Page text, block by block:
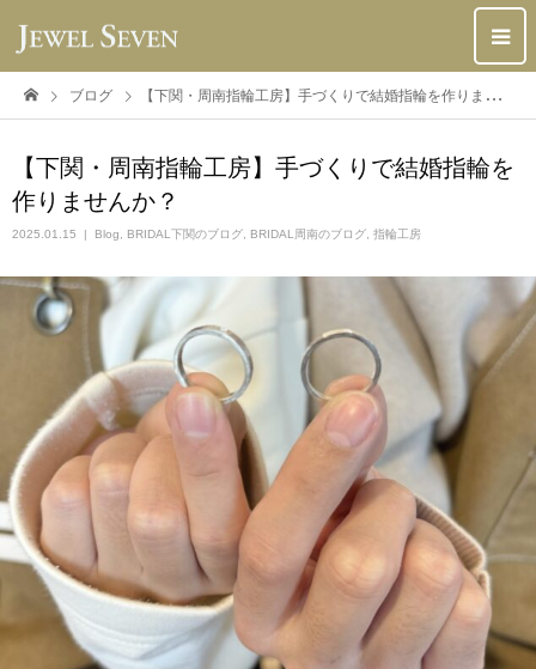
ブログ 【下関・周南指輪工房】手づくりで結婚指輪を作りませんか？
【下関・周南指輪工房】手づくりで結婚指輪を
作りませんか？
2025.01.15 Blog BRIDAL下関のブログ BRIDAL周南のブログ 指輪工房